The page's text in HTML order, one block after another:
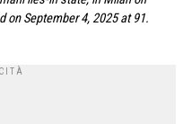
on September 4, 2025 at 91.